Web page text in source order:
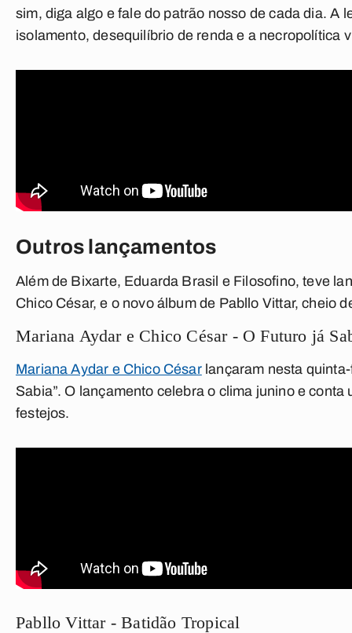
sim, diga algo e fale do patrão nosso de cada dia. A
isolamento, desequilíbrio de renda e a necropolítica
Outros lançamentos
Além de Bixarte, Eduarda Brasil e Filosofino, teve
Chico César, e o novo álbum de Pabllo Vittar, cheio
Mariana Aydar e Chico César - O Futuro já
Mariana Aydar e Chico Césarlançaram nesta
Sabia”. O lançamento celebra o clima junino e
festejos.
Pabllo Vittar - Batidão Tropical